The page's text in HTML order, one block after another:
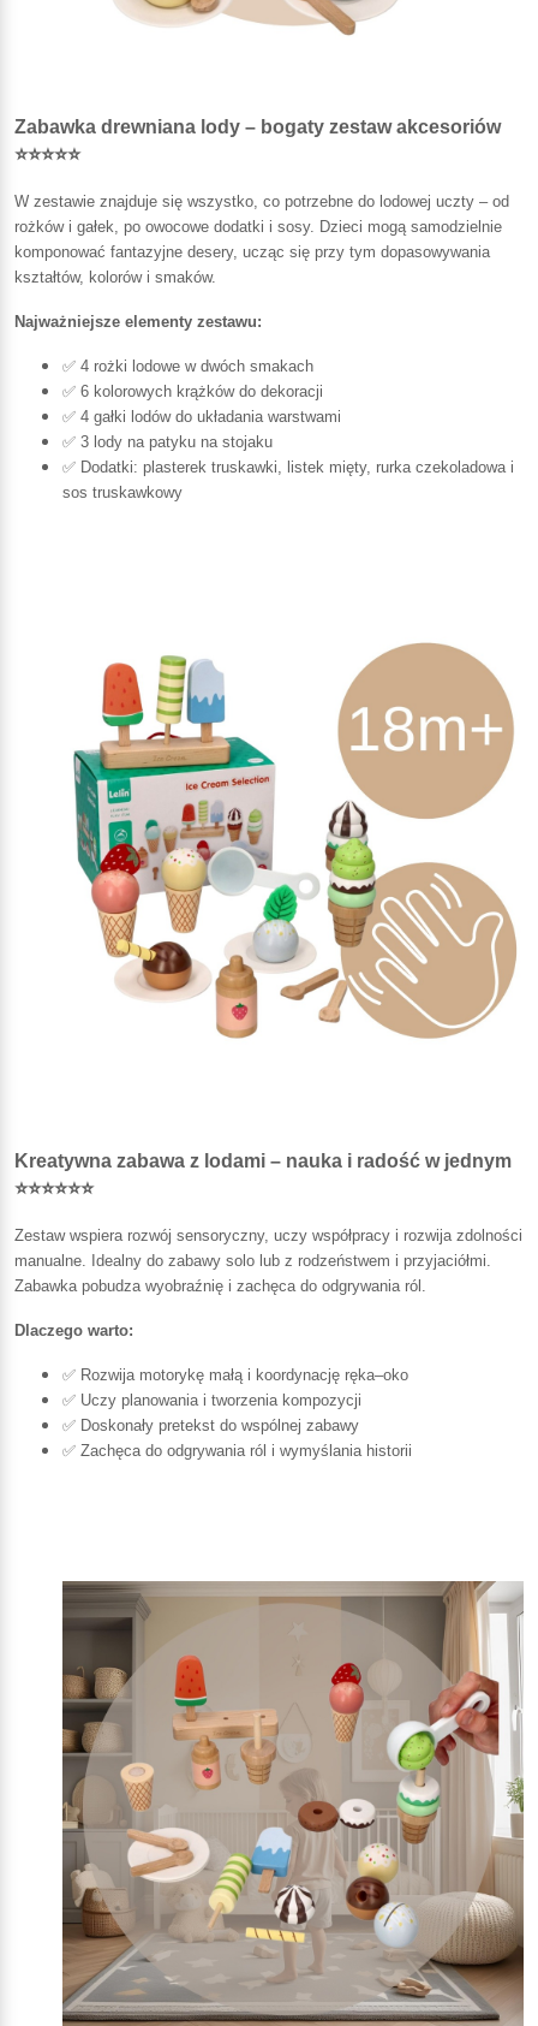
Zabawka drewniana lody – bogaty zestaw akcesoriów
⭐⭐⭐⭐⭐
W zestawie znajduje się wszystko, co potrzebne do lodowej uczty – od
rożków i gałek, po owocowe dodatki i sosy. Dzieci mogą samodzielnie
komponować fantazyjne desery, ucząc się przy tym dopasowywania
kształtów, kolorów i smaków.
Najważniejsze elementy zestawu:
✅ 4 rożki lodowe w dwóch smakach
✅ 6 kolorowych krążków do dekoracji
✅ 4 gałki lodów do układania warstwami
✅ 3 lody na patyku na stojaku
✅ Dodatki: plasterek truskawki, listek mięty, rurka czekoladowa i
sos truskawkowy
Kreatywna zabawa z lodami – nauka i radość w jednym
⭐⭐⭐⭐⭐⭐
Zestaw wspiera rozwój sensoryczny, uczy współpracy i rozwija zdolności
manualne. Idealny do zabawy solo lub z rodzeństwem i przyjaciółmi.
Zabawka pobudza wyobraźnię i zachęca do odgrywania ról.
Dlaczego warto:
✅ Rozwija motorykę małą i koordynację ręka–oko
✅ Uczy planowania i tworzenia kompozycji
✅ Doskonały pretekst do wspólnej zabawy
✅ Zachęca do odgrywania ról i wymyślania historii